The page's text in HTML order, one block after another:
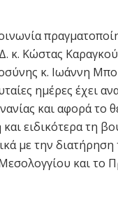
κ. Κώστας
κ. Ιωάννη
ημέρες έχει
και αφορά το
ειδικότερα τη
με την διατήρηση
και το